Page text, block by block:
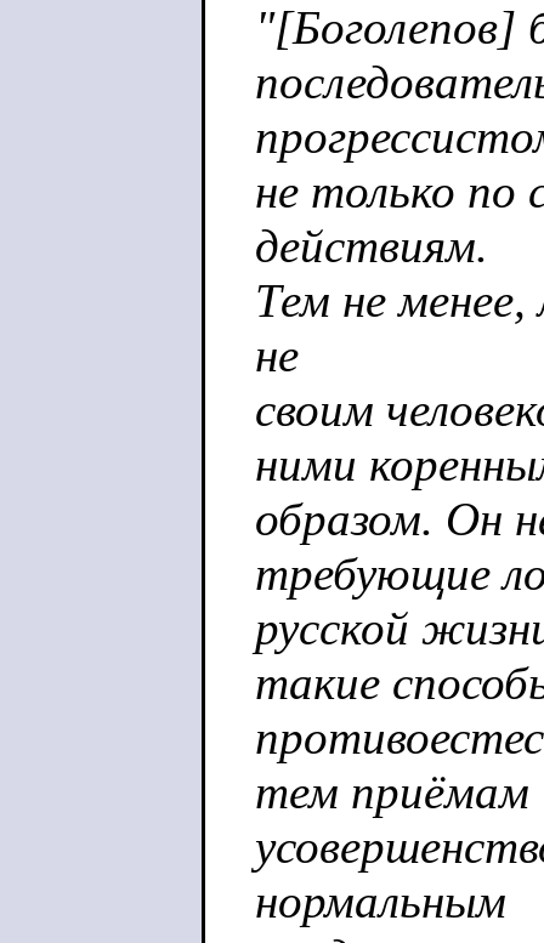
"[Боголепов]
не только по
действиям.
Тем не
не
своим
ними
образом. Он
требующие
русской
такие
тем приёмам
нормальным